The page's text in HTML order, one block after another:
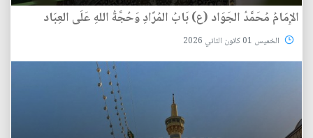
الإِمَامُ مُحَمَّدُ الجَوَاد (ع) بَابُ المُرًادِ وَحُجَّةُ اللهِ عَلَى العِبَاد
الخميس 01 كانون الثاني 2026